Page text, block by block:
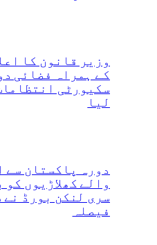
وزیر قانون کا
کے ہمراہ فضائی
سکیورٹی
لیا
دورہ پاکستان سے
والے کھلاڑیوں‌ کو
سری لنکن بورڈ
فیصلہ